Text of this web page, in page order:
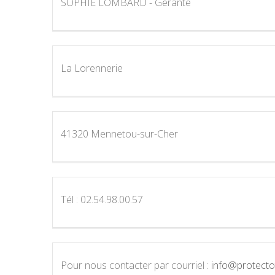
La Lorennerie
41320 Mennetou-sur-Cher
Tél : 02.54.98.00.57
Pour nous contacter par courriel :